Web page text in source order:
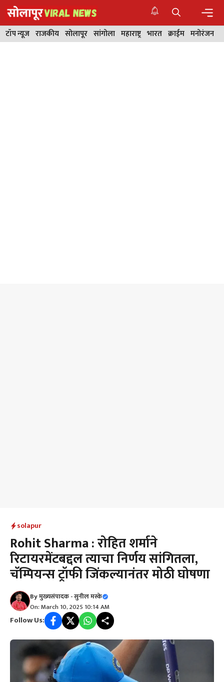
Skip
to
content
टॉप न्यूज राजकीय सोलापूर सांगोला महाराष्ट्र भारत क्राईम मनोरंजन
solapur
Rohit Sharma : रोहित शर्माने
रिटायरमेंटबद्दल त्याचा निर्णय सांगितला,
चॅम्पियन्स ट्रॉफी जिंकल्यानंतर मोठी घोषणा
Byमुख्यसंपादक - सुनील मस्के
On: March 10, 2025 10:14 AM
Follow Us: